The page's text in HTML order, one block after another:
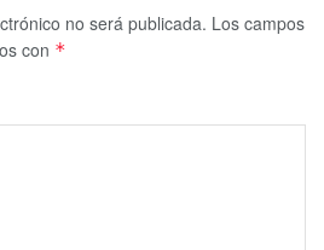
no será publicada. Los campos
con *